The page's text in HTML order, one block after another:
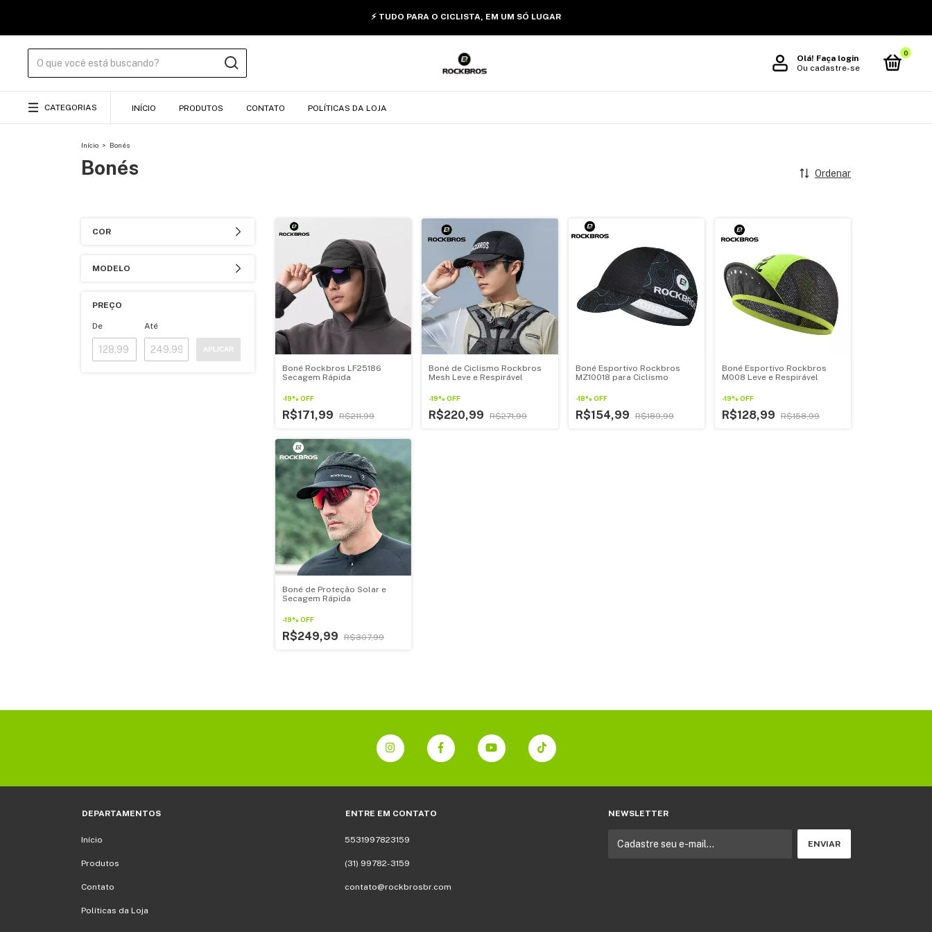
⚡ TUDO PARA O CICLISTA, EM UM SÓ LUGAR
Olá! Faça login
Ou cadastre-se
0
CATEGORIAS INÍCIO PRODUTOS CONTATO POLÍTICAS DA LOJA
Início > Bonés
Bonés Ordenar
COR
MODELO
PREÇO
De Até
APLICAR
Boné Rockbros LF25186
Secagem Rápida
-19% OFF
R$171,99 R$211,99
Boné de Ciclismo Rockbros
Mesh Leve e Respirável
-19%OFF
R$220,99 R$271,99
Boné Esportivo Rockbros
MZ10018 para Ciclismo
-18% OFF
R$154,99 R$189,99
Boné Esportivo Rockbros
M008 Leve e Respirável
-19% OFF
R$128,99 R$158,99
Boné de Proteção Solar e
Secagem Rápida
-19% OFF
R$249,99 R$307,99
DEPARTAMENTOS
Início
Produtos
Contato
Políticas da Loja
ENTRE EM CONTATO
5531997823159
(31) 99782-3159
contato@rockbrosbr.com
NEWSLETTER